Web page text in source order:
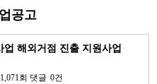
공고
해외거점 진출 지원사업
1,071회 댓글 0건